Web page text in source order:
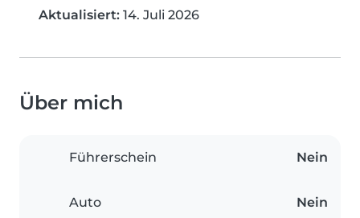
Aktualisiert: 14. Juli 2026
Über mich
Führerschein Nein
Auto Nein